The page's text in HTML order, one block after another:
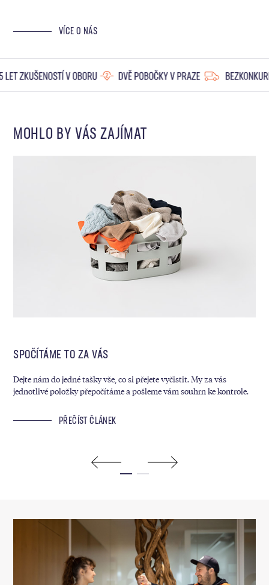
VÍCE O NÁS
MOHLO BY VÁS ZAJÍMAT
SPOČÍTÁME TO ZA VÁS
Dejte nám do jedné tašky vše, co si přejete vyčistit. My za vás
jednotlivé položky přepočítáme a pošleme vám souhrn ke kontrole.
PŘEČÍST ČLÁNEK